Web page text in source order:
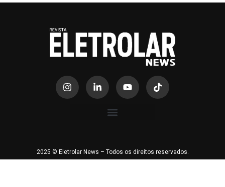
2025 © Eletrolar News – Todos os direitos reservados.